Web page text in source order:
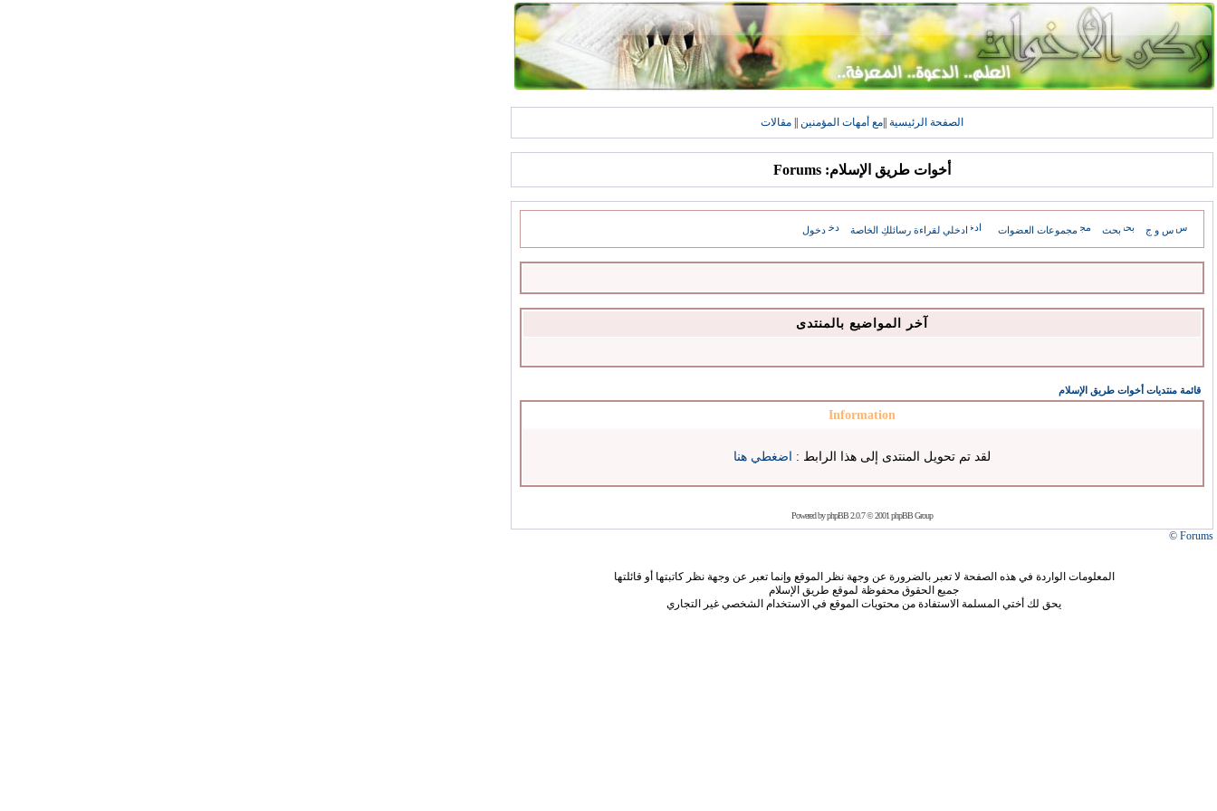
الصفحة الرئيسية مع أمهات المؤمنين مقالات
أخوات طريق الإسلام: Forums
س و ج بحث مجموعات العضوات ادخلي لقراءة رسائلكِ الخاصة دخول
آخر المواضيع بالمنتدى
قائمة منتديات أخوات طريق الإسلام
Information
لقد تم تحويل المنتدى إلى هذا الرابط : اضغطي هنا
Powered byphpBB2.0.7 © 2001 phpBB Group
Forums ©
المعلومات الواردة في هذه الصفحة لا تعبر بالضرورة عن وجهة نظر الموقع وإنما تعبر عن وجهة نظر كاتبتها أو قائلتها
جميع الحقوق محفوظة لموقع طريق الإسلام
يحق لك أختي المسلمة الاستفادة من محتويات الموقع في الاستخدام الشخصي غير التجاري